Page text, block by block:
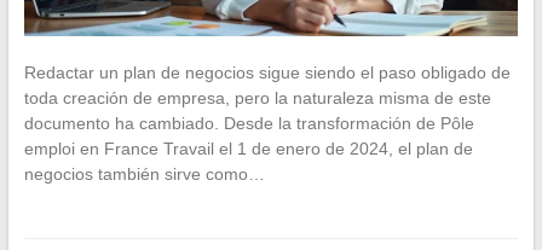
Redactar un plan de negocios sigue siendo el paso obligado de
toda creación de empresa, pero la naturaleza misma de este
documento ha cambiado. Desde la transformación de Pôle
emploi en France Travail el 1 de enero de 2024, el plan de
negocios también sirve como…